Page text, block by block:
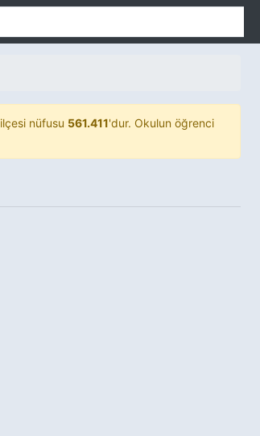
ilçesi nüfusu 561.411'dur. Okulun öğrenci